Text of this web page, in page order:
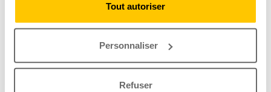
Tout autoriser
Personnaliser
Refuser